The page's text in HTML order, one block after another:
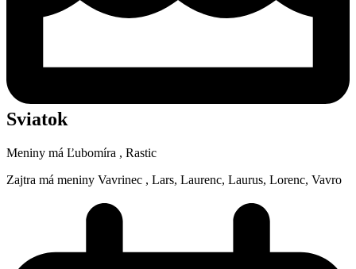
Sviatok
Meniny má Ľubomíra , Rastic
Zajtra má meniny Vavrinec , Lars, Laurenc, Laurus, Lorenc, Vavro